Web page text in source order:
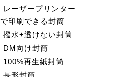
レーザープリンター
で印刷できる封筒
撥水+透けない封筒
DM向け封筒
100%再生紙封筒